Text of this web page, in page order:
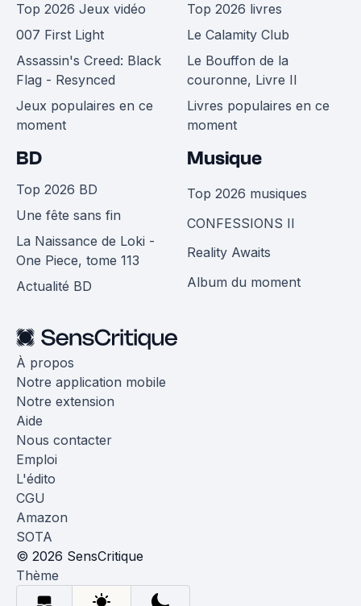
Top 2026 Jeux vidéo
007 First Light
Assassin's Creed: Black
Flag - Resynced
Jeux populaires en ce
moment
Top 2026 livres
Le Calamity Club
Le Bouffon de la
couronne, Livre II
Livres populaires en ce
moment
BD
Top 2026 BD
Une fête sans fin
La Naissance de Loki -
One Piece, tome 113
Actualité BD
Musique
Top 2026 musiques
CONFESSIONS II
Reality Awaits
Album du moment
À propos
Notre application mobile
Notre extension
Aide
Nous contacter
Emploi
L'édito
CGU
Amazon
SOTA
© 2026 SensCritique
Thème